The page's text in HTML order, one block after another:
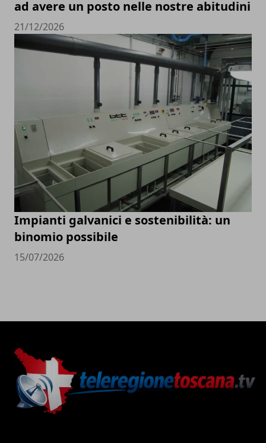
ad avere un posto nelle nostre abitudini
21/12/2026
Impianti galvanici e sostenibilità: un
binomio possibile
15/07/2026